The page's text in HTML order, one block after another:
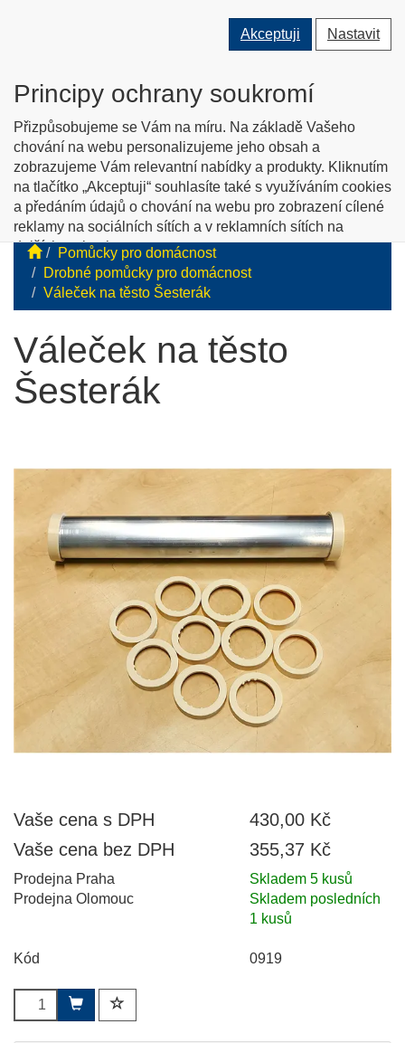
Akceptuji Nastavit
Principy ochrany soukromí
Přizpůsobujeme se Vám na míru. Na základě Vašeho
chování na webu personalizujeme jeho obsah a
zobrazujeme Vám relevantní nabídky a produkty. Kliknutím
na tlačítko „Akceptuji“ souhlasíte také s využíváním cookies
a předáním údajů o chování na webu pro zobrazení cílené
reklamy na sociálních sítích a v reklamních sítích na
dalších webech.
Personalizaci a cílenou reklamu si můžete podrobněji
nastavit nebo kdykoli vypnout po kliknutí na tlačítko
Přepnout
uživatele
Přepnout
vyhledávání
O nás Kontakty Jak nakupovat Katalog zboží
English info
Tyflopomůcky
Prodej zboží pro zrakově postižené
Pomůcky pro domácnost
Drobné pomůcky pro domácnost
Váleček na těsto Šesterák
Váleček na těsto
Šesterák
Vaše cena s DPH
430,00 Kč
Vaše cena bez DPH
355,37 Kč
Prodejna Praha
Skladem 5 kusů
Prodejna Olomouc
Skladem posledních
1 kusů
Kód 0919